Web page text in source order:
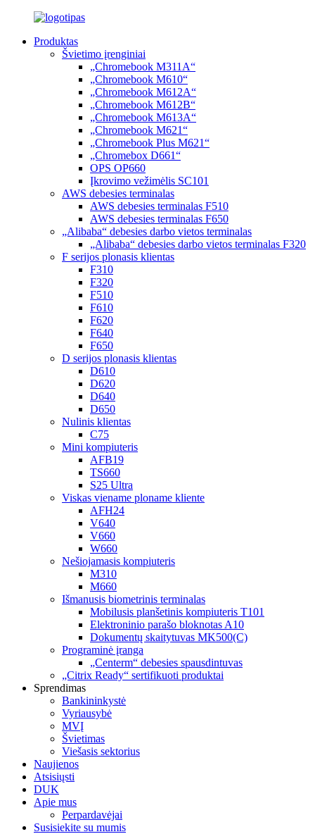
Produktas
Švietimo įrenginiai
„Chromebook M311A“
„Chromebook M610“
„Chromebook M612A“
„Chromebook M612B“
„Chromebook M613A“
„Chromebook M621“
„Chromebook Plus M621“
„Chromebox D661“
OPS OP660
Įkrovimo vežimėlis SC101
AWS debesies terminalas
AWS debesies terminalas F510
AWS debesies terminalas F650
„Alibaba“ debesies darbo vietos terminalas
„Alibaba“ debesies darbo vietos terminalas F320
F serijos plonasis klientas
F310
F320
F510
F610
F620
F640
F650
D serijos plonasis klientas
D610
D620
D640
D650
Nulinis klientas
C75
Mini kompiuteris
AFB19
TS660
S25 Ultra
Viskas viename ploname kliente
AFH24
V640
V660
W660
Nešiojamasis kompiuteris
M310
M660
Išmanusis biometrinis terminalas
Mobilusis planšetinis kompiuteris T101
Elektroninio parašo bloknotas A10
Dokumentų skaitytuvas MK500(C)
Programinė įranga
„Centerm“ debesies spausdintuvas
„Citrix Ready“ sertifikuoti produktai
Sprendimas
Bankininkystė
Vyriausybė
MVĮ
Švietimas
Viešasis sektorius
Naujienos
Atsisiųsti
DUK
Apie mus
Perpardavėjai
Susisiekite su mumis